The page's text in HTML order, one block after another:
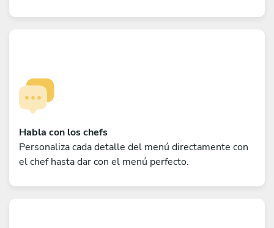
Habla con los chefs
Personaliza cada detalle del menú directamente con
el chef hasta dar con el menú perfecto.